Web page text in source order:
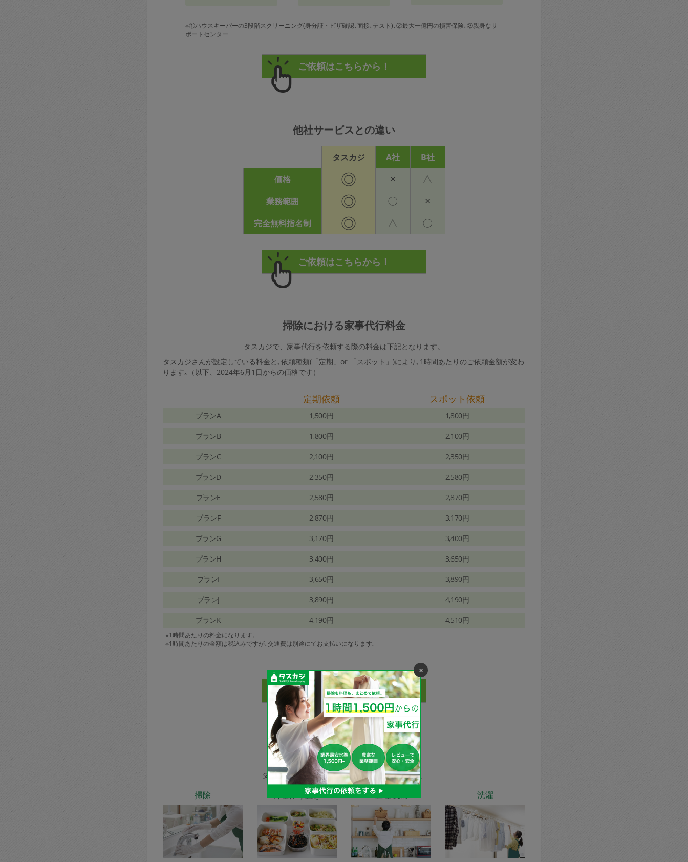
※①ハウスキーパーの3段階スクリーニング(身分証・ビザ確認､面接､テスト)､②最大一億円の損害保険､③親身なサ
ポートセンター
他社サービスとの違い
タスカジ A社
B社
価格
◎ × △
業務範囲 ◎ 〇 ×
完全無料指名制 ◎ △ 〇
掃除における家事代行料金
タスカジで、家事代行を依頼する際の料金は下記となります。
タスカジさんが設定している料金と､依頼種類(「定期」or 「スポット」)により､1時間あたりのご依頼金額が変わ
ります｡（以下、2024年6月1日からの価格です）
定期依頼 スポット依頼
プランA 1,500円 1,800円
プランB 1,800円 2,100円
プランC 2,100円 2,350円
プランD 2,350円 2,580円
プランE 2,580円 2,870円
プランF 2,870円 3,170円
プランG 3,170円 3,400円
プランH 3,400円 3,650円
プランI 3,650円 3,890円
プランJ 3,890円 4,190円
プランK 4,190円 4,510円
※1時間あたりの料金になります。
※1時間あたりの金額は税込みですが､交通費は別途にてお支払いになります｡
家事代行サービスの種類
タスカジで依頼できるサービスは下記となります。
掃除 料理作り置き 整理収納 洗濯
×